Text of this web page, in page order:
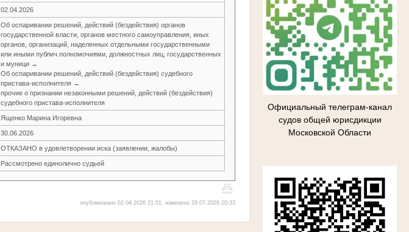
Официальный телеграм-канал
судов общей юрисдикции
Московской Области
02.04.2026
Об оспаривании решений, действий (бездействия) органов
государственной власти, органов местного самоуправления, иных
органов, организаций, наделенных отдельными государственными
или иными публич.полномочиями, должностных лиц, государственных
и муници →
Об оспаривании решений, действий (бездействия) судебного
пристава-исполнителя →
прочие о признании незаконными решений, действий (бездействия)
судебного пристава-исполнителя
Ященко Марина Игоревна
30.06.2026
ОТКАЗАНО в удовлетворении иска (заявлении, жалобы)
Рассмотрено единолично судьей
опубликовано 02.04.2026 21:01, изменено 29.07.2026 20:33